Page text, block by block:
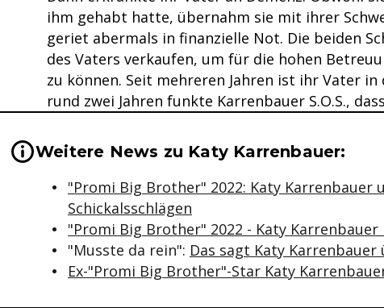
ihm gehabt hatte, übernahm sie mit ihrer
geriet abermals in finanzielle Not. Die beiden
des Vaters verkaufen, um für die hohen
zu können. Seit mehreren Jahren ist ihr Vater
rund zwei Jahren funkte Karrenbauer S.O.S.,
Wichtige Hinweise & Informationen zum
Weitere News zu Katy Karrenbauer:
"Promi Big Brother" 2022: Katy Karrenbauer
Schickalsschlägen
"Promi Big Brother" 2022 - Katy Karrenbauer
"Musste da rein": Das sagt Katy
Ex-"Promi Big Brother"-Star Katy